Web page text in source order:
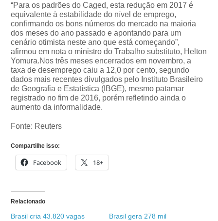
“Para os padrões do Caged, esta redução em 2017 é
equivalente à estabilidade do nível de emprego,
confirmando os bons números do mercado na maioria
dos meses do ano passado e apontando para um
cenário otimista neste ano que está começando”,
afirmou em nota o ministro do Trabalho substituto, Helton
Yomura.Nos três meses encerrados em novembro, a
taxa de desemprego caiu a 12,0 por cento, segundo
dados mais recentes divulgados pelo Instituto Brasileiro
de Geografia e Estatística (IBGE), mesmo patamar
registrado no fim de 2016, porém refletindo ainda o
aumento da informalidade.
Fonte: Reuters
Compartilhe isso:
Facebook 18+
Relacionado
Brasil cria 43.820 vagas
Brasil gera 278 mil